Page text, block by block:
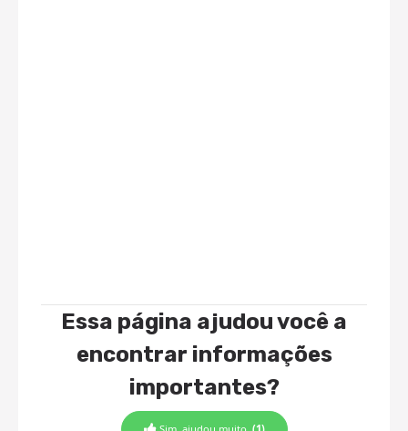
Essa página ajudou você a
encontrar informações
importantes?